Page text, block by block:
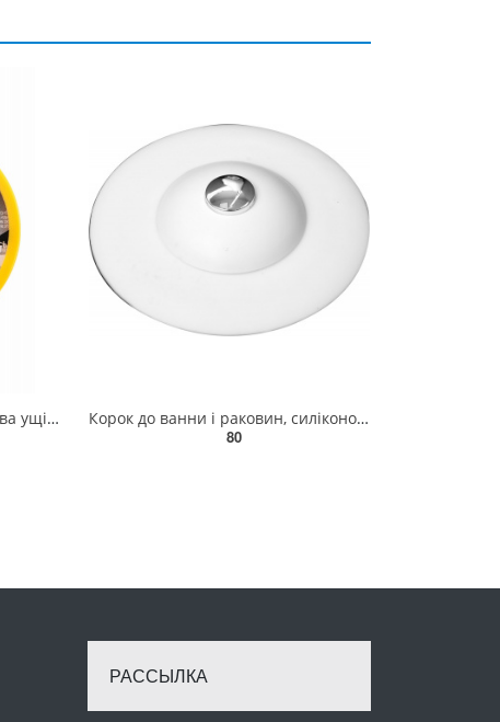
Фум - стрічка VOREL тефлонова ущільнююча, l= 12 м, b= 12 мм, h= 0,1мм [250/1000] 75201
Корок до ванни і раковин, силіконовий FALA, Ø= 100 мм, білий [240] 74781
80
РАССЫЛКА